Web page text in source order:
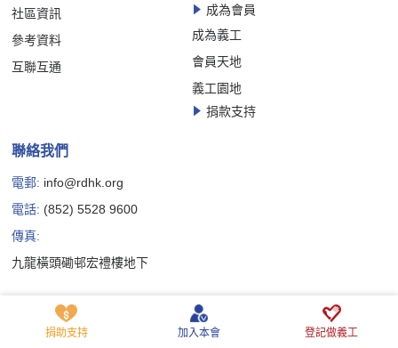
捐助支持 加入本會 登記做義工
社區資訊
參考資料
互聯互通
成為會員
成為義工
會員天地
義工園地
捐款支持
聯絡我們
電郵: info@rdhk.org
電話: (852) 5528 9600
傳真:
九龍橫頭磡邨宏禮樓地下
Copyright © 香港罕見疾病聯盟有限公司版權所有
私隱政策聲明
Cookie 政策聲明